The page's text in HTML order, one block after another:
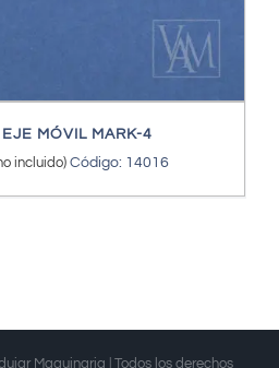
MÓVIL MARK-4
incluido) Código: 14016
Maquinaria | Todos los derechos